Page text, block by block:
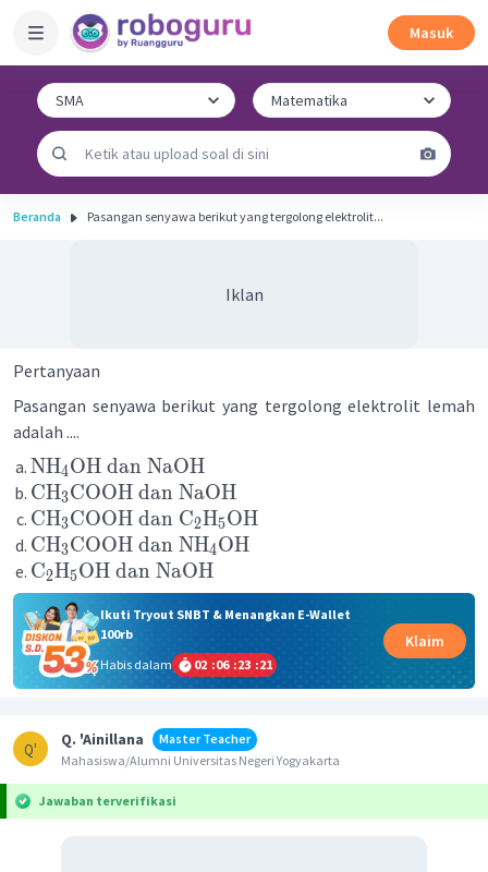
Masuk
Beranda Pasangan senyawa berikut yang tergolong elektrolit...
Iklan
Pertanyaan
Pasangan senyawa berikut yang tergolong elektrolit lemah
adalah ....
NH4OH dan NaOH
CH3COOH dan NaOH
CH3COOH dan C2H5OH
CH3COOH dan NH4OH
C2H5OH dan NaOH
Ikuti Tryout SNBT & Menangkan E-Wallet
100rb
Habis dalam
02 :06 :23 :21
Klaim
Q'
Q. 'Ainillana
Master Teacher
Mahasiswa/Alumni Universitas Negeri Yogyakarta
Jawaban terverifikasi